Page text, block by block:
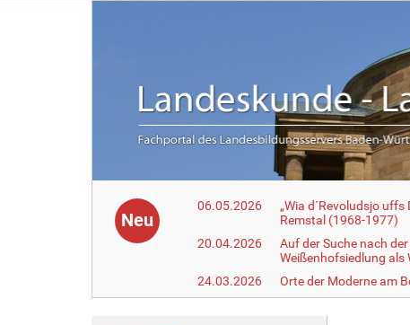
Neu
06.05.2026
„Wia d´Revoludsjo
Remstal (1968-1977)
20.04.2026
Auf der Suche nach
Weißenhofsiedlung als
24.03.2026
Orte der Moderne am